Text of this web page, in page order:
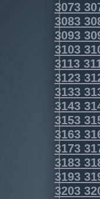
3073
3083
3093
3103
3113
3123
3133
3143
3153
3163
3173
3183
3193
3203